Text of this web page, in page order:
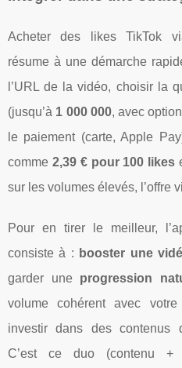
Acheter des likes TikTok
résume à une démarche
l’URL de la vidéo, choisir la
(jusqu’à 1 000 000, avec
le paiement (carte, Apple
comme 2,39 € pour 100 likes
sur les volumes élevés, l’offre
Pour en tirer le meilleur,
consiste à : booster une
garder une progression
volume cohérent avec
investir dans des contenus
C’est ce duo (contenu +